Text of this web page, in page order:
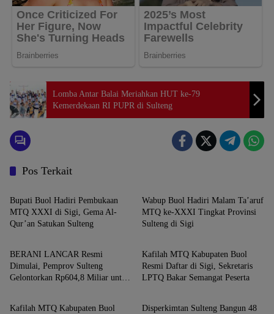
Lomba Antar Balai Meriahkan HUT ke-79
Kemerdekaan RI PUPR di Sulteng
Pos Terkait
SIGI
Bupati Buol Hadiri Pembukaan
MTQ XXXI di Sigi, Gema Al-
Qur’an Satukan Sulteng
Wabup Buol Hadiri Malam Ta’aruf
MTQ ke-XXXI Tingkat Provinsi
Sulteng di Sigi
SIGI
BERANI LANCAR Resmi
Dimulai, Pemprov Sulteng
Gelontorkan Rp604,8 Miliar untuk
SIGI
Kafilah MTQ Kabupaten Buol
Resmi Daftar di Sigi, Sekretaris
LPTQ Bakar Semangat Peserta
SIGI
Kafilah MTQ Kabupaten Buol
SIGI
Disperkimtan Sulteng Bangun 48